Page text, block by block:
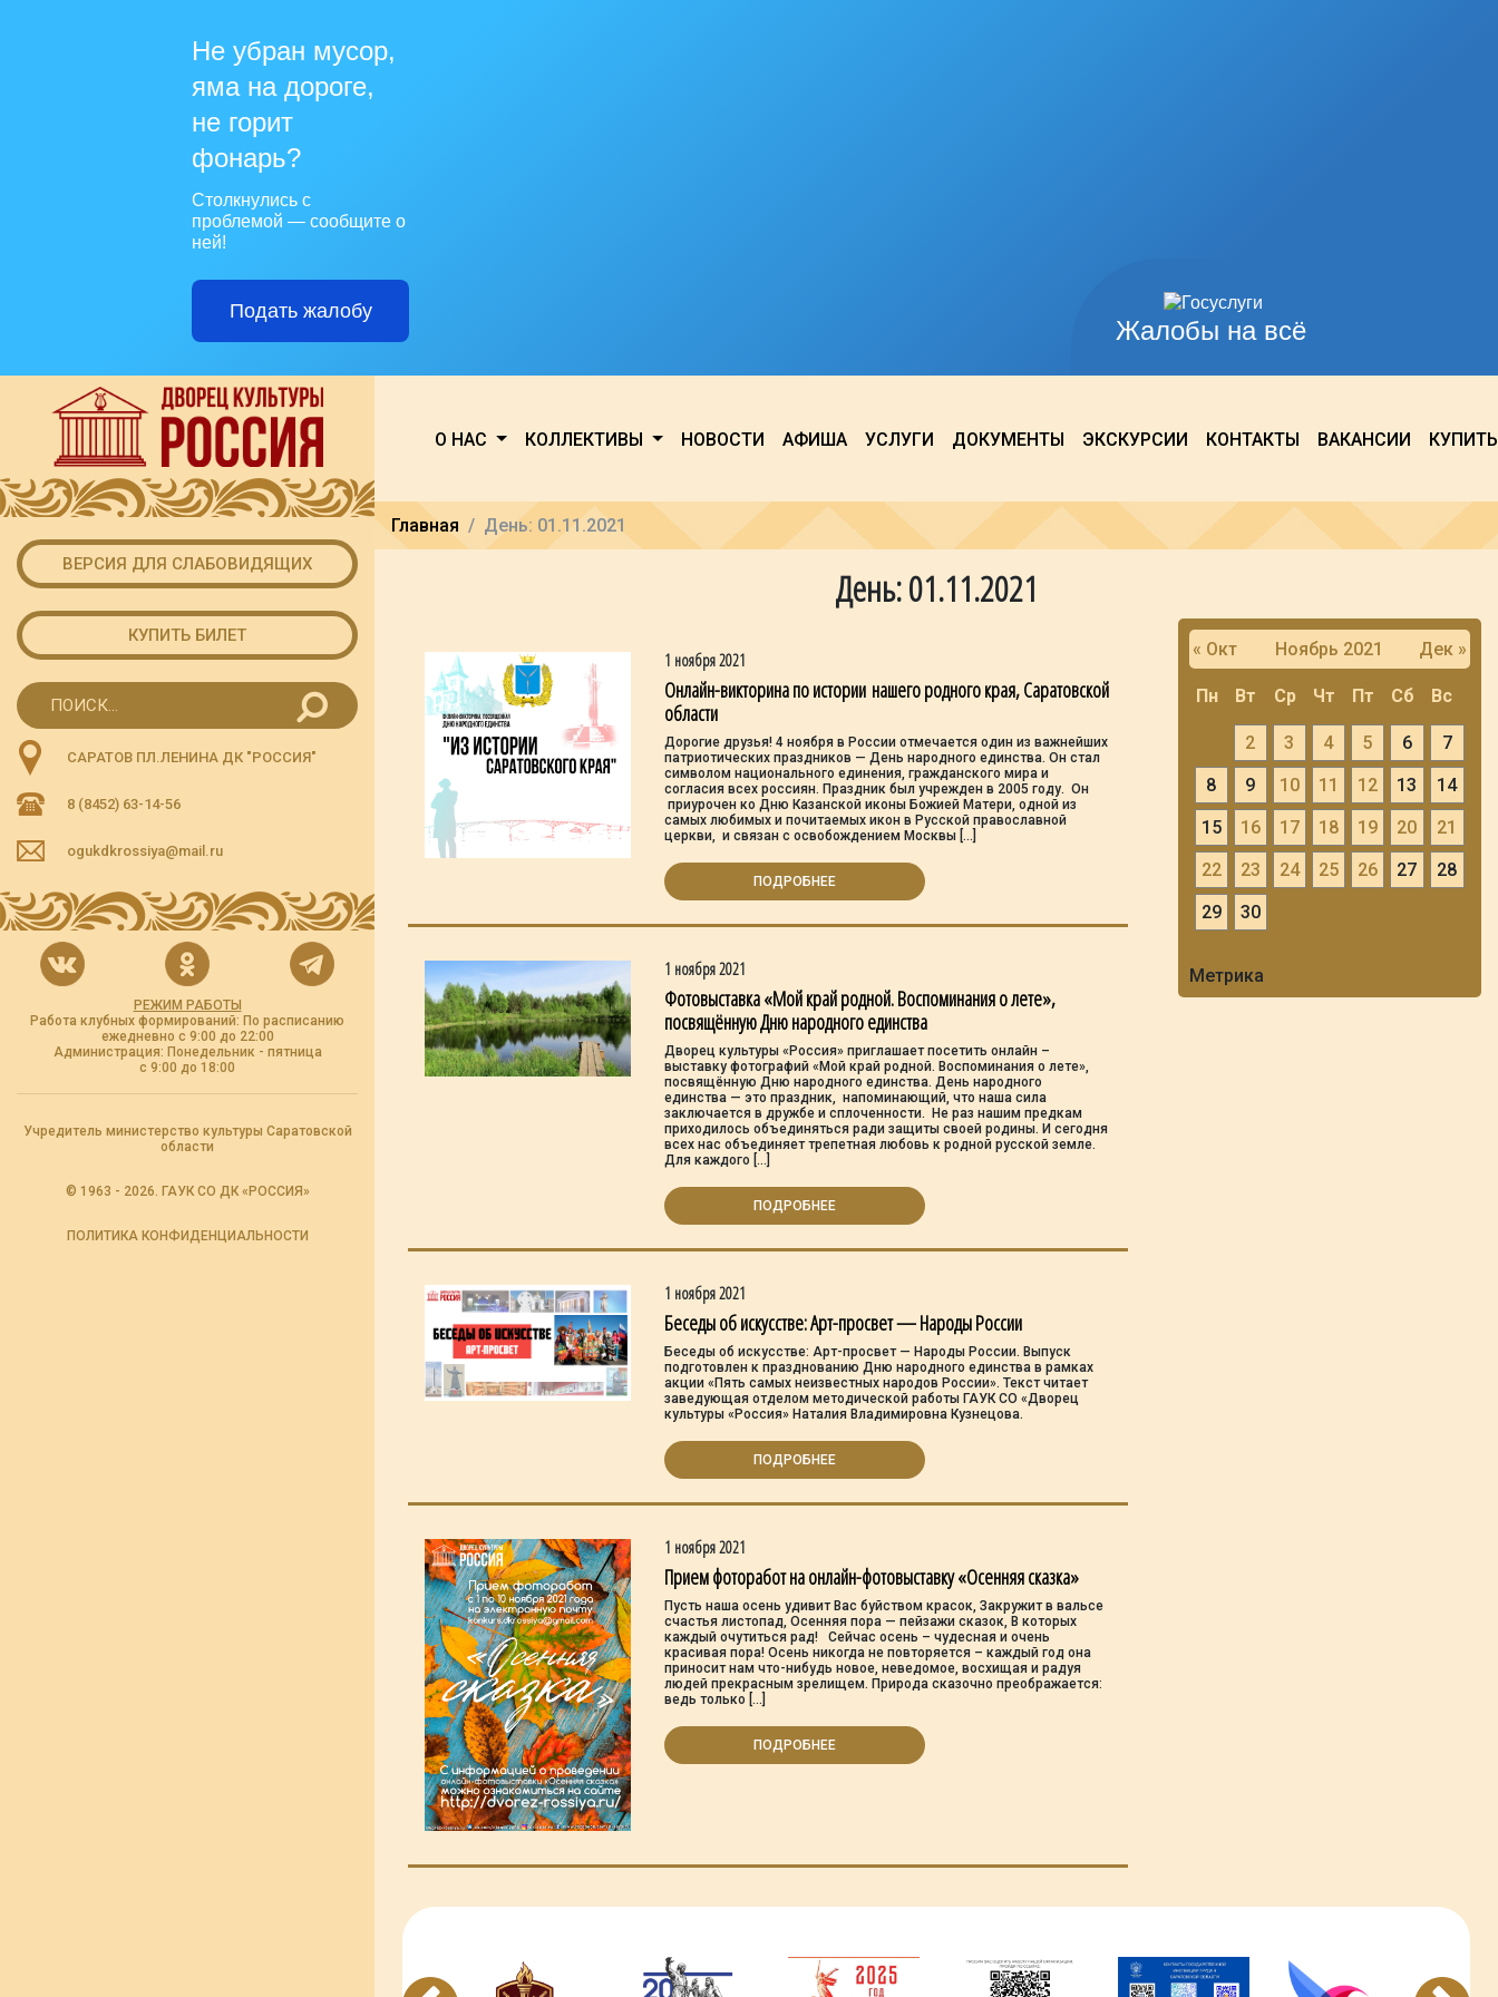
Жалобы на всё
Не убран мусор,
яма на дороге,
не горит
фонарь?
Столкнулись с
проблемой — сообщите о
ней!
Подать жалобу
ВЕРСИЯ ДЛЯ СЛАБОВИДЯЩИХ
КУПИТЬ БИЛЕТ
САРАТОВ ПЛ.ЛЕНИНА ДК "РОССИЯ"
8 (8452) 63-14-56
ogukdkrossiya@mail.ru
РЕЖИМ РАБОТЫ
Работа клубных формирований: По расписанию
ежедневно с 9:00 до 22:00
Администрация: Понедельник - пятница
с 9:00 до 18:00
Учредитель министерство культуры Саратовской
области
© 1963 - 2026. ГАУК СО ДК «РОССИЯ»
ПОЛИТИКА КОНФИДЕНЦИАЛЬНОСТИ
О НАС КОЛЛЕКТИВЫ НОВОСТИ АФИША УСЛУГИ ДОКУМЕНТЫ ЭКСКУРСИИ КОНТАКТЫ ВАКАНСИИ
Главная День: 01.11.2021
День: 01.11.2021
1 ноября 2021
Онлайн-викторина по истории нашего родного края, Саратовской
области
Дорогие друзья! 4 ноября в России отмечается один из важнейших
патриотических праздников — День народного единства. Он стал
символом национального единения, гражданского мира и
согласия всех россиян. Праздник был учрежден в 2005 году. Он
приурочен ко Дню Казанской иконы Божией Матери, одной из
самых любимых и почитаемых икон в Русской православной
церкви, и связан с освобождением Москвы […]
ПОДРОБНЕЕ
1 ноября 2021
Фотовыставка «Мой край родной. Воспоминания о лете»,
посвящённую Дню народного единства
Дворец культуры «Россия» приглашает посетить онлайн –
выставку фотографий «Мой край родной. Воспоминания о лете»,
посвящённую Дню народного единства. День народного
единства — это праздник, напоминающий, что наша сила
заключается в дружбе и сплоченности. Не раз нашим предкам
приходилось объединяться ради защиты своей родины. И сегодня
всех нас объединяет трепетная любовь к родной русской земле.
Для каждого […]
ПОДРОБНЕЕ
1 ноября 2021
Беседы об искусстве: Арт-просвет — Народы России
Беседы об искусстве: Арт-просвет — Народы России. Выпуск
подготовлен к празднованию Дню народного единства в рамках
акции «Пять самых неизвестных народов России». Текст читает
заведующая отделом методической работы ГАУК СО «Дворец
культуры «Россия» Наталия Владимировна Кузнецова.
ПОДРОБНЕЕ
1 ноября 2021
Прием фоторабот на онлайн-фотовыставку «Осенняя сказка»
Пусть наша осень удивит Вас буйством красок, Закружит в вальсе
счастья листопад, Осенняя пора — пейзажи сказок, В которых
каждый очутиться рад! Сейчас осень – чудесная и очень
красивая пора! Осень никогда не повторяется – каждый год она
приносит нам что-нибудь новое, неведомое, восхищая и радуя
людей прекрасным зрелищем. Природа сказочно преображается:
ведь только […]
ПОДРОБНЕЕ
Ноябрь 2021
Пн Вт Ср Чт Пт Сб Вс
« Окт Дек »
2 3 4 5 6
7
8
9 10 11 12 13
14
15
16 17 18 19 20
21
22
23 24 25 26 27
28
29
30
Метрика